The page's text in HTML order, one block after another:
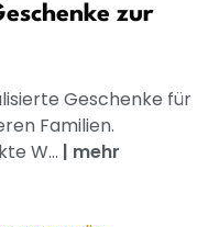
zur
Geschenke für
Familien.
W... | mehr